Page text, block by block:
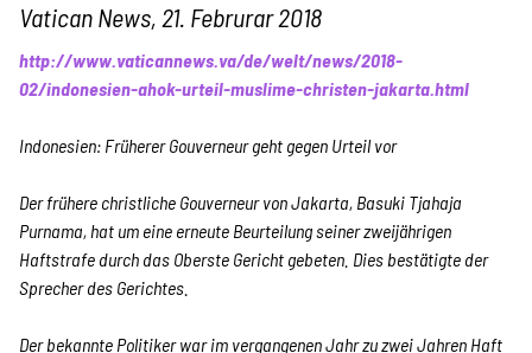
Kampagne
Stellenangebote
Werde Mitglied
Vatican News, 21. Februrar 2018
http://www.vaticannews.va/de/welt/news/2018-
02/indonesien-ahok-urteil-muslime-christen-jakarta.html
Indonesien: Früherer Gouverneur geht gegen Urteil vor
Der frühere christliche Gouverneur von Jakarta, Basuki Tjahaja
Purnama, hat um eine erneute Beurteilung seiner zweijährigen
Haftstrafe durch das Oberste Gericht gebeten. Dies bestätigte der
Sprecher des Gerichtes.
Der bekannte Politiker war im vergangenen Jahr zu zwei Jahren Haft